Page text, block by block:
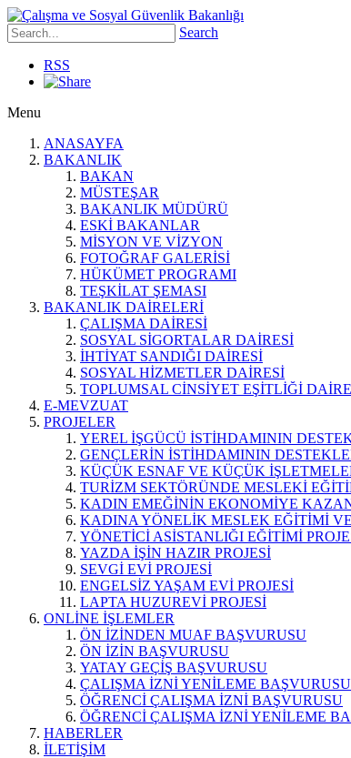
Search
RSS
Menu
ANASAYFA
BAKANLIK
BAKAN
MÜSTEŞAR
BAKANLIK MÜDÜRÜ
ESKİ BAKANLAR
MİSYON VE VİZYON
FOTOĞRAF GALERİSİ
HÜKÜMET PROGRAMI
TEŞKİLAT ŞEMASI
BAKANLIK DAİRELERİ
ÇALIŞMA DAİRESİ
SOSYAL SİGORTALAR DAİRESİ
İHTİYAT SANDIĞI DAİRESİ
SOSYAL HİZMETLER DAİRESİ
TOPLUMSAL CİNSİYET EŞİTLİĞİ
E-MEVZUAT
PROJELER
YEREL İŞGÜCÜ İSTİHDAMININ
GENÇLERİN İSTİHDAMININ
KÜÇÜK ESNAF VE KÜÇÜK
TURİZM SEKTÖRÜNDE MESLEKİ
KADIN EMEĞİNİN EKONOMİYE
KADINA YÖNELİK MESLEK EĞİTİMİ VE
YÖNETİCİ ASİSTANLIĞI EĞİTİMİ
YAZDA İŞİN HAZIR PROJESİ
SEVGİ EVİ PROJESİ
ENGELSİZ YAŞAM EVİ PROJESİ
LAPTA HUZUREVİ PROJESİ
ONLİNE İŞLEMLER
ÖN İZİNDEN MUAF BAŞVURUSU
ÖN İZİN BAŞVURUSU
YATAY GEÇİŞ BAŞVURUSU
ÇALIŞMA İZNİ YENİLEME BAŞVURUSU
ÖĞRENCİ ÇALIŞMA İZNİ BAŞVURUSU
ÖĞRENCİ ÇALIŞMA İZNİ YENİLEME
HABERLER
İLETİŞİM